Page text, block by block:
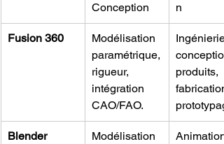
Conception
n
Fusion 360
Modélisation
paramétrique,
rigueur,
intégration
CAO/FAO.
Ingénierie,
produits,
fabrication,
Blender
Modélisation
Animation